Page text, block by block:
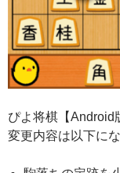
ぴよ将棋【Android
変更内容は以下にな